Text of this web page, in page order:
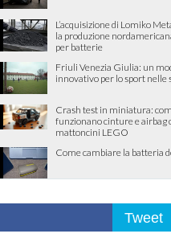
L’acquisizione di Lomiko
la produzione
per batterie
Friuli Venezia Giulia: un
innovativo per lo sport nelle
Crash test in miniatura:
funzionano cinture e airbag
mattoncini LEGO
Come cambiare la batteria
Tweet